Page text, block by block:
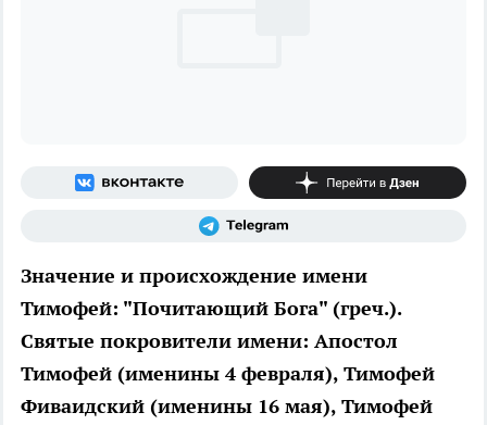
Значение и происхождение имени
Тимофей: "Почитающий Бога" (греч.).
Святые покровители имени: Апостол
Тимофей (именины 4 февраля), Тимофей
Фиваидский (именины 16 мая), Тимофей